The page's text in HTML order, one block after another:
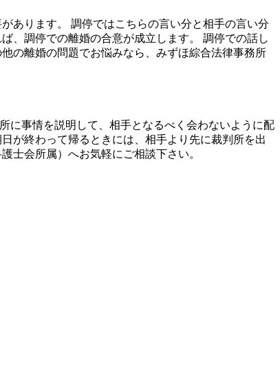
あります。 調停ではこちらの言い分と相手の言い分
、調停での離婚の合意が成立します。 調停での話し
の離婚の問題でお悩みなら、みずほ綜合法律事務所
に事情を説明して、相手となるべく会わないように配
が終わって帰るときには、相手より先に裁判所を出
士会所属）へお気軽にご相談下さい。